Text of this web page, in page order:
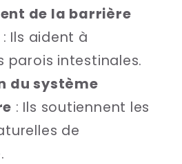
de la barrière
: Ils aident à
parois intestinales.
du système
: Ils soutiennent les
de